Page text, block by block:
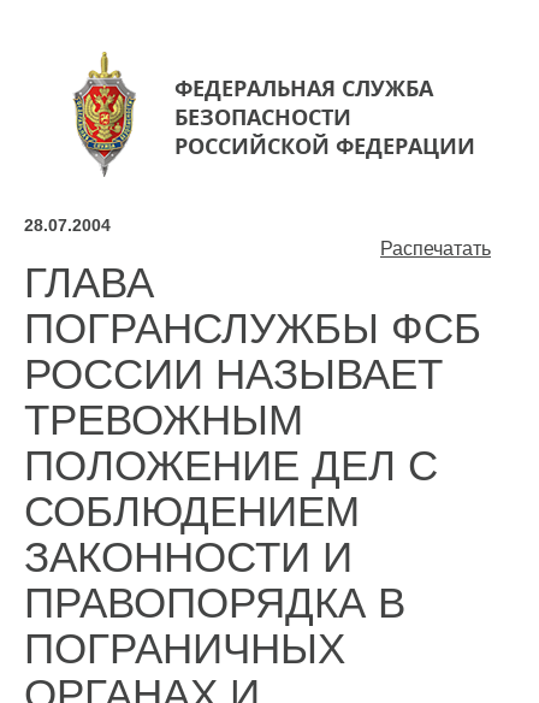
ФЕДЕРАЛЬНАЯ СЛУЖБА
БЕЗОПАСНОСТИ
РОССИЙСКОЙ ФЕДЕРАЦИИ
Распечатать
28.07.2004
ГЛАВА
ПОГРАНСЛУЖБЫ ФСБ
РОССИИ НАЗЫВАЕТ
ТРЕВОЖНЫМ
ПОЛОЖЕНИЕ ДЕЛ С
СОБЛЮДЕНИЕМ
ЗАКОННОСТИ И
ПРАВОПОРЯДКА В
ПОГРАНИЧНЫХ